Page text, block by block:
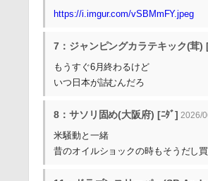
https://i.imgur.com/vSBMmFY.jpeg
7：ジャンピングカラテキック(茸)
もうすぐ6月終わるけど
いつ日本が詰むんだろ
8：サソリ固め(大阪府) [ﾆﾀﾞ] 2026/
米騒動と一緒
昔のオイルショックの時もそうだし